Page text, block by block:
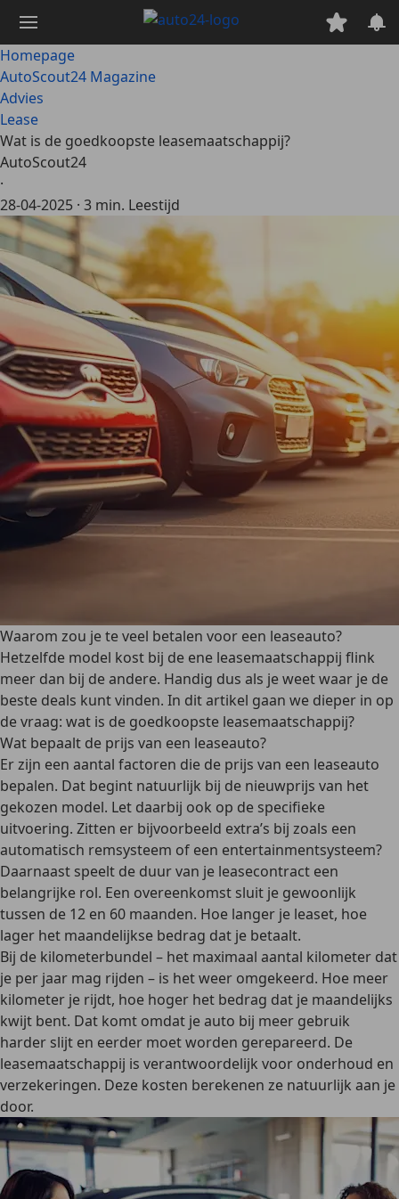
naar
hoofdinhoud
Homepage
AutoScout24 Magazine
Advies
Lease
Wat is de goedkoopste leasemaatschappij?
AutoScout24
·
28-04-2025 · 3 min. Leestijd
Waarom zou je te veel betalen voor een leaseauto?
Hetzelfde model kost bij de ene leasemaatschappij flink
meer dan bij de andere. Handig dus als je weet waar je de
beste deals kunt vinden. In dit artikel gaan we dieper in op
de vraag: wat is de goedkoopste leasemaatschappij?
Wat bepaalt de prijs van een leaseauto?
Er zijn een aantal factoren die de prijs van een leaseauto
bepalen. Dat begint natuurlijk bij de nieuwprijs van het
gekozen model. Let daarbij ook op de specifieke
uitvoering. Zitten er bijvoorbeeld extra’s bij zoals een
automatisch remsysteem of een entertainmentsysteem?
Daarnaast speelt de duur van je leasecontract een
belangrijke rol. Een overeenkomst sluit je gewoonlijk
tussen de 12 en 60 maanden. Hoe langer je leaset, hoe
lager het maandelijkse bedrag dat je betaalt.
Bij de kilometerbundel – het maximaal aantal kilometer dat
je per jaar mag rijden – is het weer omgekeerd. Hoe meer
kilometer je rijdt, hoe hoger het bedrag dat je maandelijks
kwijt bent. Dat komt omdat je auto bij meer gebruik
harder slijt en eerder moet worden gerepareerd. De
leasemaatschappij is verantwoordelijk voor onderhoud en
verzekeringen. Deze kosten berekenen ze natuurlijk aan je
door.